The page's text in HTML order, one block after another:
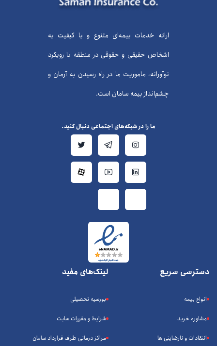
ارائه خدمات بیمه‌ای متنوع و با کیفیت به
اشخاص حقیقی و حقوقی در منطقه با رویکرد
نوآورانه، ماموریت ما در راه رسیدن به آرمان و
چشم‌انداز بیمه سامان است.
دسترسی سریع
انواع بیمه
مشاوره خرید
انتقادات و نارضایتی ها
لینک‌های مفید
بورسیه تحصیلی
شرایط و مقررات سایت
مراکز درمانی طرف قرارداد سامان
ما را در شبکه‌های اجتماعی دنبال کنید.